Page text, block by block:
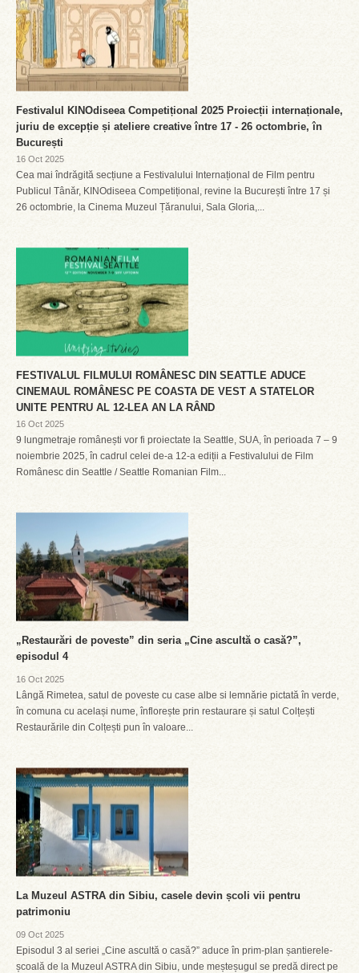
Festivalul KINOdiseea Competițional 2025 Proiecții internaționale,
juriu de excepție și ateliere creative între 17 - 26 octombrie, în
București
16 Oct 2025
Cea mai îndrăgită secțiune a Festivalului Internațional de Film pentru
Publicul Tânăr, KINOdiseea Competițional, revine la București între 17 și
26 octombrie, la Cinema Muzeul Țăranului, Sala Gloria,...
FESTIVALUL FILMULUI ROMÂNESC DIN SEATTLE ADUCE
CINEMAUL ROMÂNESC PE COASTA DE VEST A STATELOR
UNITE PENTRU AL 12-LEA AN LA RÂND
16 Oct 2025
9 lungmetraje românești vor fi proiectate la Seattle, SUA, în perioada 7 – 9
noiembrie 2025, în cadrul celei de-a 12-a ediții a Festivalului de Film
Românesc din Seattle / Seattle Romanian Film...
„Restaurări de poveste” din seria „Cine ascultă o casă?”,
episodul 4
16 Oct 2025
Lângă Rimetea, satul de poveste cu case albe si lemnărie pictată în verde,
în comuna cu același nume, înflorește prin restaurare și satul Colțești
Restaurările din Colțești pun în valoare...
La Muzeul ASTRA din Sibiu, casele devin școli vii pentru
patrimoniu
09 Oct 2025
Episodul 3 al seriei „Cine ascultă o casă?” aduce în prim-plan șantierele-
școală de la Muzeul ASTRA din Sibiu, unde meșteșugul se predă direct pe